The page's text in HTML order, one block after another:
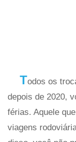
Todos os
depois de 2020,
férias. Aquele
viagens